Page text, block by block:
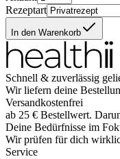
Rezeptart
In den Warenkorb
Schnell & zuverlässig
Wir liefern deine
Versandkostenfrei
ab 25 € Bestellwert.
Deine Bedürfnisse im
Wir prüfen für dich
Service